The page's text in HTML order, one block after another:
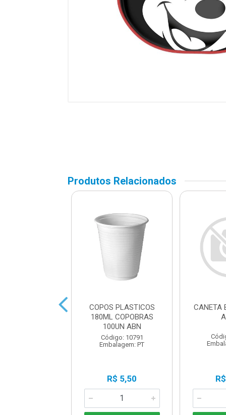
Produtos Relacionados
COPOS PLASTICOS
180ML COPOBRAS
100UN ABN
Código: 10791
Embalagem: PT
R$ 5,50
CANETA